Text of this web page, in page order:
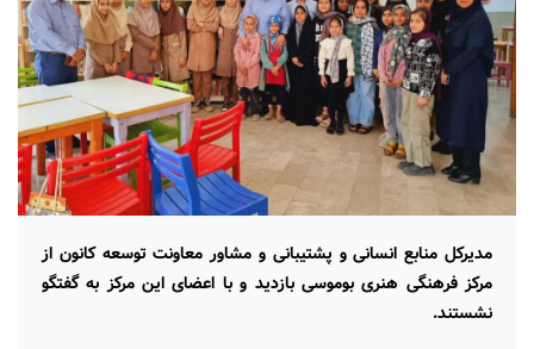
مدیرکل منابع انسانی و پشتیبانی و مشاور معاونت توسعه کانون از
مرکز فرهنگی هنری بوموسی بازدید و با اعضای این مرکز به گفتگو
نشستند.